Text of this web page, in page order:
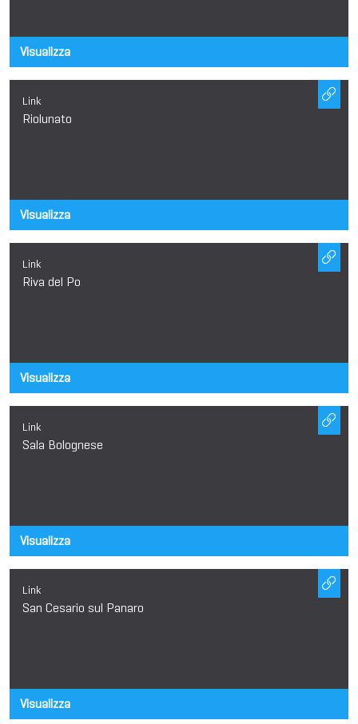
Visualizza
Link
Riolunato
Visualizza
Link
Riva del Po
Visualizza
Link
Sala Bolognese
Visualizza
Link
San Cesario sul Panaro
Visualizza